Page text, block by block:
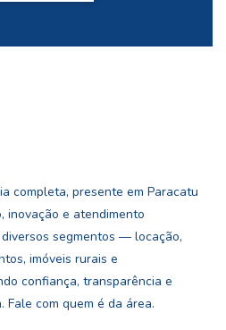
completa, presente em Paracatu
inovação e atendimento
segmentos — locação,
imóveis rurais e
confiança, transparência e
Fale com quem é da área.